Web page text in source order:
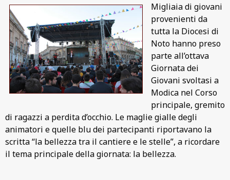
Migliaia di giovani
provenienti da
tutta la Diocesi di
Noto hanno preso
parte all’ottava
Giornata dei
Giovani svoltasi a
Modica nel Corso
principale, gremito
di ragazzi a perdita d’occhio. Le maglie gialle degli
animatori e quelle blu dei partecipanti riportavano la
scritta “la bellezza tra il cantiere e le stelle”, a ricordare
il tema principale della giornata: la bellezza.